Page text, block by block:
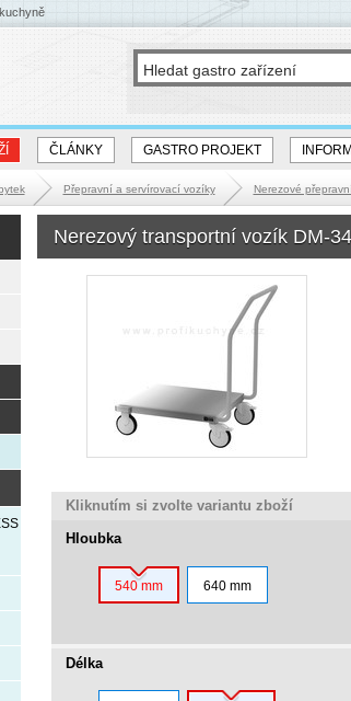
ČLÁNKY GASTRO PROJEKT
Přepravní a servírovací vozíky Nerezové
Nerezový transportní vozík DM-
Kliknutím si zvolte variantu zboží
Hloubka
540 mm 640 mm
Délka